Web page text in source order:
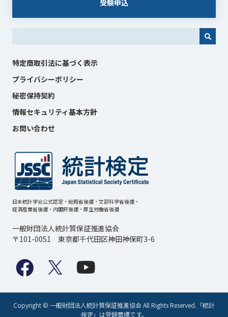
受験申込
特定商取引法に基づく表示
プライバシーポリシー
秘密保持契約
情報セキュリティ基本方針
お問い合わせ
日本統計学会公式認定・総務省後援・文部科学省後援・
経済産業省後援・内閣府後援・厚生労働省後援
一般財団法人統計質保証推進協会
〒101-0051 東京都千代田区神田神保町3-6
Copyright © 一般財団法人統計質保証推進協会 All Rights Reserved.「統計
検定」は登録商標です。